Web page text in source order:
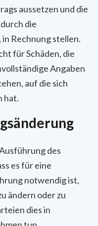
aussetzen und die
die
Rechnung stellen.
für Schäden, die
Angaben
auf die sich
hat.
des
es für eine
notwendig ist,
ändern oder zu
dies in